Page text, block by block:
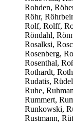
Rohden,
Röhr,
Rolf, Rolff,
Röndahl,
Rosalksi,
Rosenberg,
Rosenthal,
Rothardt,
Rudatis,
Ruhe,
Rummert,
Runkowski,
Rustmann,